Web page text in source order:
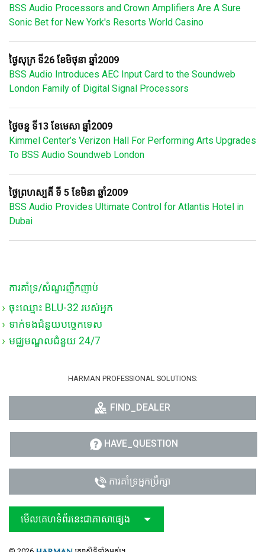
BSS Audio Processors and Crown Amplifiers Are A Sure
Sonic Bet for New York's Resorts World Casino
ថ្ងៃសុក្រ ទី26 ខែមិថុនា ឆ្នាំ2009
BSS Audio Introduces AEC Input Card to the Soundweb
London Family of Digital Signal Processors
ថ្ងៃចន្ទ ទី13 ខែមេសា ឆ្នាំ2009
Kimmel Center’s Verizon Hall For Performing Arts Upgrades
To BSS Audio Soundweb London
ថ្ងៃព្រហស្បតិ៍ ទី 5 ខែមិនា ឆ្នាំ2009
BSS Audio Provides Ultimate Control for Atlantis Hotel in
Dubai
ការគាំទ្រ/សំណួរញឹកញាប់
ចុះឈ្មោះ BLU-32 របស់អ្នក
ទាក់ទងជំនួយបច្ចេកទេស
មជ្ឈមណ្ឌលជំនួយ 24/7
HARMAN PROFESSIONAL SOLUTIONS:
FIND_DEALER
HAVE_QUESTION
ការគាំទ្រអ្នកប្រឹក្សា
មើលគេហទំព័រនេះជាភាសាផ្សេង